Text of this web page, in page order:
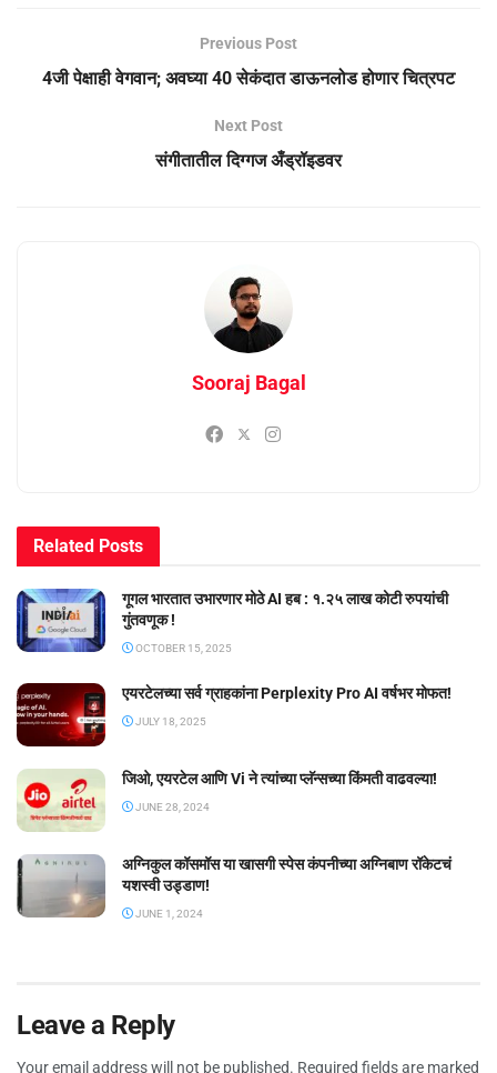
Previous Post
4जी पेक्षाही वेगवान; अवघ्‍या 40 सेकंदात डाऊनलोड होणार चित्रपट
Next Post
संगीतातील दिग्गज अँड्रॉइडवर
Sooraj Bagal
Related Posts
गूगल भारतात उभारणार मोठे AI हब : १.२५ लाख कोटी रुपयांची
गुंतवणूक !
OCTOBER 15, 2025
एयरटेलच्या सर्व ग्राहकांना Perplexity Pro AI वर्षभर मोफत!
JULY 18, 2025
जिओ, एयरटेल आणि Vi ने त्यांच्या प्लॅन्सच्या किंमती वाढवल्या!
JUNE 28, 2024
अग्निकुल कॉसमॉस या खासगी स्पेस कंपनीच्या अग्निबाण रॉकेटचं
यशस्वी उड्डाण!
JUNE 1, 2024
Leave a Reply
Your email address will not be published. Required fields are marked